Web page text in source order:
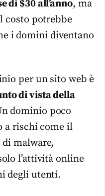
di $30 all’anno, ma
costo potrebbe
i domini diventano
per un sito web è
di vista della
dominio poco
a rischi come il
malware,
l’attività online
degli utenti.